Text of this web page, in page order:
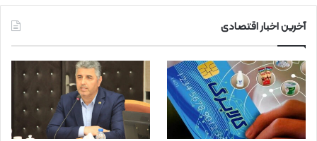
آخرین اخبار اقتصادی